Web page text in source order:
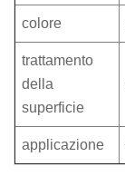
colore
trattamento
della
superficie
applicazione